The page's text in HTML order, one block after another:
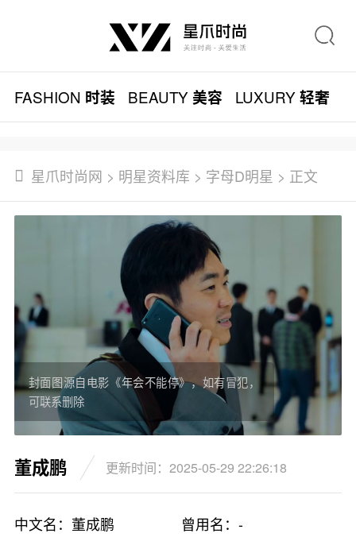
FASHION 时装 BEAUTY美容 LUXURY轻奢
星爪时尚网 > 明星资料库 > 字母D明星 > 正文
封面图源自电影《年会不能停》，如有冒犯，
可联系删除
董成鹏 更新时间：2025-05-29 22:26:18
中文名：董成鹏
曾用名：-